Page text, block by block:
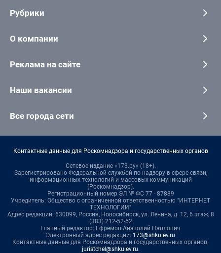
Рубрики
О компании
Реклама на сайте
Наши вакансии
Все города сети
Контактные данные для Роскомнадзора и государственных органов
Сетевое издание «173.ру» (18+).
Зарегистрировано Федеральной службой по надзору в сфере связи,
информационных технологий и массовых коммуникаций
(Роскомнадзор).
Регистрационный номер ЭЛ № ФС 77 - 87889
Учредитель: Общество с ограниченной ответственностью "ИНТЕРНЕТ
ТЕХНОЛОГИИ"
Адрес редакции: 630099, Россия, Новосибирск, ул. Ленина, д. 12, 6 этаж, 8
(383) 212-52-52
Главный редактор: Ефремов Анатолий Павлович
Электронный адрес редакции: 173@shkulev.ru
Контактные данные для Роскомнадзора и государственных органов:
juristchel@shkulev.ru.